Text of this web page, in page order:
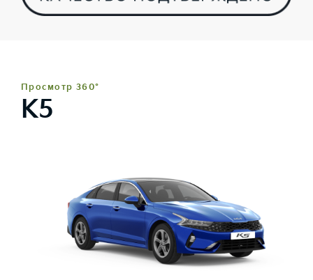
Просмотр 360°
K5